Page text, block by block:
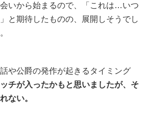
いから始まるので、「これは…いつ
と期待したものの、展開しそうでし
や公爵の発作が起きるタイミング
チが入ったかもと思いましたが、そ
ない。